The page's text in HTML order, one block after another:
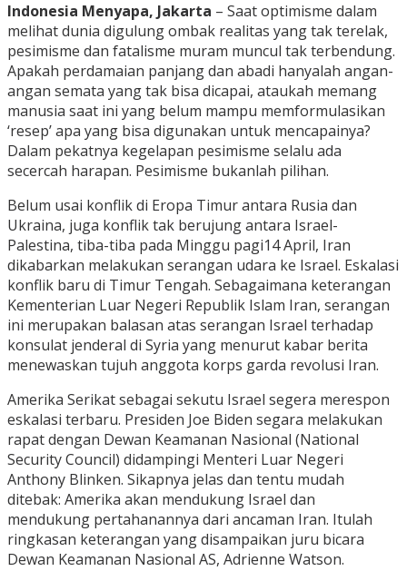
Indonesia Menyapa, Jakarta – Saat optimisme dalam
melihat dunia digulung ombak realitas yang tak terelak,
pesimisme dan fatalisme muram muncul tak terbendung.
Apakah perdamaian panjang dan abadi hanyalah angan-
angan semata yang tak bisa dicapai, ataukah memang
manusia saat ini yang belum mampu memformulasikan
‘resep’ apa yang bisa digunakan untuk mencapainya?
Dalam pekatnya kegelapan pesimisme selalu ada
secercah harapan. Pesimisme bukanlah pilihan.
Belum usai konflik di Eropa Timur antara Rusia dan
Ukraina, juga konflik tak berujung antara Israel-
Palestina, tiba-tiba pada Minggu pagi14 April, Iran
dikabarkan melakukan serangan udara ke Israel. Eskalasi
konflik baru di Timur Tengah. Sebagaimana keterangan
Kementerian Luar Negeri Republik Islam Iran, serangan
ini merupakan balasan atas serangan Israel terhadap
konsulat jenderal di Syria yang menurut kabar berita
menewaskan tujuh anggota korps garda revolusi Iran.
Amerika Serikat sebagai sekutu Israel segera merespon
eskalasi terbaru. Presiden Joe Biden segara melakukan
rapat dengan Dewan Keamanan Nasional (National
Security Council) didampingi Menteri Luar Negeri
Anthony Blinken. Sikapnya jelas dan tentu mudah
ditebak: Amerika akan mendukung Israel dan
mendukung pertahanannya dari ancaman Iran. Itulah
ringkasan keterangan yang disampaikan juru bicara
Dewan Keamanan Nasional AS, Adrienne Watson.